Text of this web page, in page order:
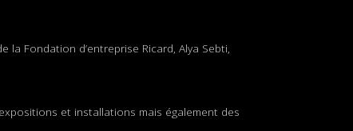
Fondation d’entreprise Ricard, Alya Sebti,
et installations mais également des